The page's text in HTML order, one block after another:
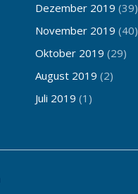
Dezember 2019 (39)
November 2019 (40)
Oktober 2019 (29)
August 2019 (2)
Juli 2019 (1)